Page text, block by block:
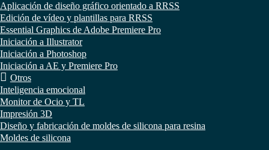
Aplicación de diseño gráfico orientado a RRSS
Edición de vídeo y plantillas para RRSS
Essential Graphics de Adobe Premiere Pro
Iniciación a Illustrator
Iniciación a Photoshop
Iniciación a AE y Premiere Pro
Otros
Inteligencia emocional
Monitor de Ocio y TL
Impresión 3D
Diseño y fabricación de moldes de silicona para resina
Moldes de silicona